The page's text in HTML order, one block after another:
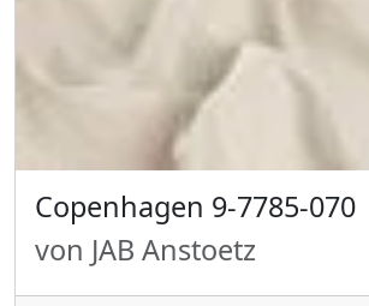
Copenhagen 9-7785-070
von JAB Anstoetz